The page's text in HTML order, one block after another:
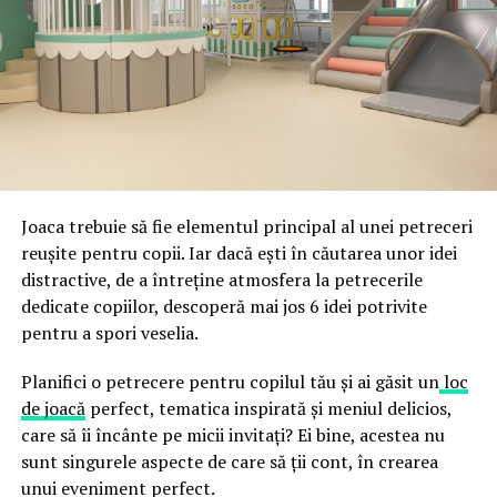
specializată în amenajări hoteliere ajută la alinierea
acestor decizii tehnice cu identitatea vizuală a unității,
astfel încât confortul și estetica să funcționeze
împreună, nu în tensiune una cu cealaltă, pe toată
durata de viață a amenajării, indiferent de câte sezoane
expeditorului și pot trimite mesaje în numele companiei,
ceea ce crește riscul de email spoofing, phishing și
fraude care exploatează încrederea în brand.
Directoratul Național de Securitate Cibernetică (DNSC)
financiare. Instituția recomandă verificarea atentă a
sursei mesajelor și raportarea incidentelor la numărul
unic 1911.
Campaniile identificate în ultimele săptămâni folosesc
false de streaming, coduri QR malițioase și mesaje care
promit bilete, rambursări, premii sau acces gratuit la
meciuri. FBI a emis în luna mai un avertisment privind
site-urile care clonează platforma oficială prin
modificări minore ale denumirii domeniului, precum
Joaca trebuie să fie elementul principal al unei petreceri
reușite pentru copii. Iar dacă ești în căutarea unor idei
distractive, de a întreține atmosfera la petrecerile
dedicate copiilor, descoperă mai jos 6 idei potrivite
pentru a spori veselia.
Planifici o petrecere pentru copilul tău și ai găsit unloc
de joacăperfect, tematica inspirată și meniul delicios,
care să îi încânte pe micii invitați? Ei bine, acestea nu
sunt singurele aspecte de care să ții cont, în crearea
unui eveniment perfect.